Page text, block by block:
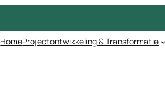
HomeProjectontwikkeling & Transformatie